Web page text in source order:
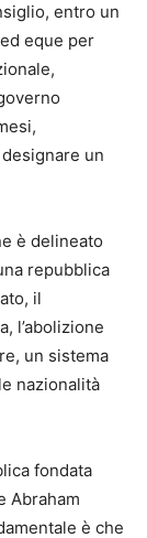
entro un
eque per
un
è delineato
repubblica
il
l’abolizione
un sistema
nazionalità
fondata
Abraham
è che